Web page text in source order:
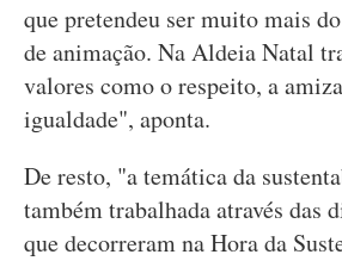
que pretendeu ser muito mais
de animação. Na Aldeia Natal
valores como o respeito, a
igualdade", aponta.
De resto, "a temática da
também trabalhada através das
que decorreram na Hora da